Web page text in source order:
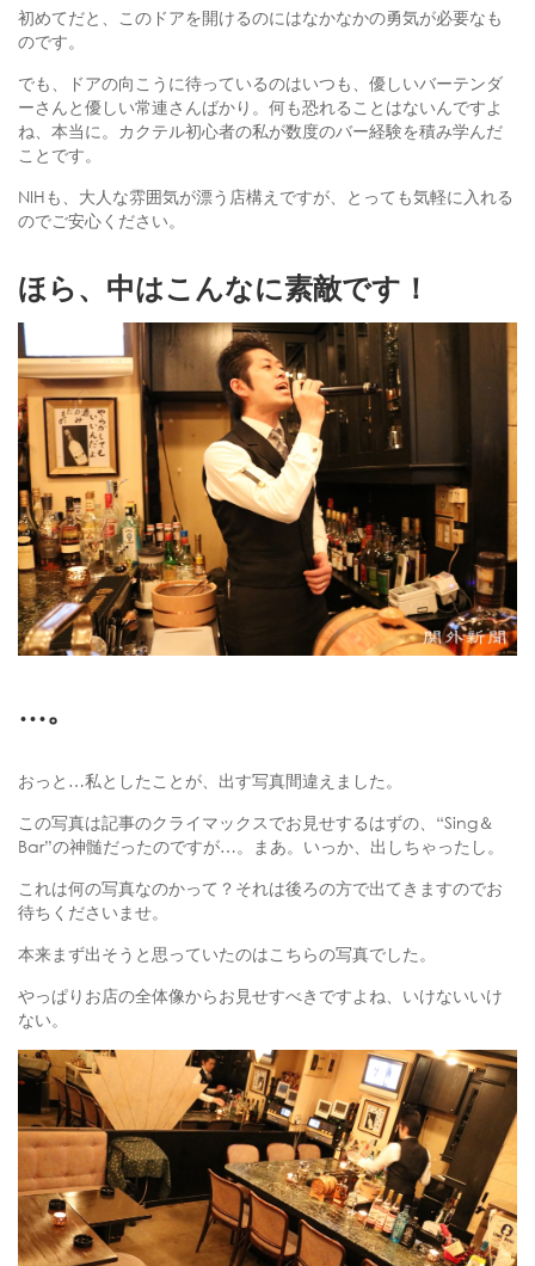
初めてだと、このドアを開けるのにはなかなかの勇気が必要なも
のです。
でも、ドアの向こうに待っているのはいつも、優しいバーテンダ
ーさんと優しい常連さんばかり。何も恐れることはないんですよ
ね、本当に。カクテル初心者の私が数度のバー経験を積み学んだ
ことです。
NIHも、大人な雰囲気が漂う店構えですが、とっても気軽に入れる
のでご安心ください。
ほら、中はこんなに素敵です！
…。
おっと…私としたことが、出す写真間違えました。
この写真は記事のクライマックスでお見せするはずの、“Sing＆
Bar”の神髄だったのですが…。まあ。いっか、出しちゃったし。
これは何の写真なのかって？それは後ろの方で出てきますのでお
待ちくださいませ。
本来まず出そうと思っていたのはこちらの写真でした。
やっぱりお店の全体像からお見せすべきですよね、いけないいけ
ない。